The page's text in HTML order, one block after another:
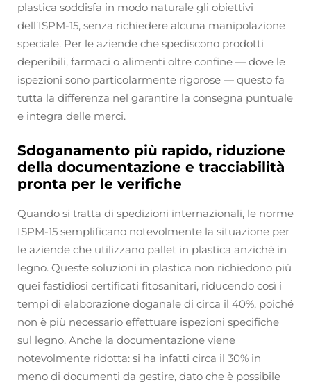
plastica soddisfa in modo naturale gli obiettivi
dell’ISPM-15, senza richiedere alcuna manipolazione
speciale. Per le aziende che spediscono prodotti
deperibili, farmaci o alimenti oltre confine — dove le
ispezioni sono particolarmente rigorose — questo fa
tutta la differenza nel garantire la consegna puntuale
e integra delle merci.
Sdoganamento più rapido, riduzione
della documentazione e tracciabilità
pronta per le verifiche
Quando si tratta di spedizioni internazionali, le norme
ISPM-15 semplificano notevolmente la situazione per
le aziende che utilizzano pallet in plastica anziché in
legno. Queste soluzioni in plastica non richiedono più
quei fastidiosi certificati fitosanitari, riducendo così i
tempi di elaborazione doganale di circa il 40%, poiché
non è più necessario effettuare ispezioni specifiche
sul legno. Anche la documentazione viene
notevolmente ridotta: si ha infatti circa il 30% in
meno di documenti da gestire, dato che è possibile